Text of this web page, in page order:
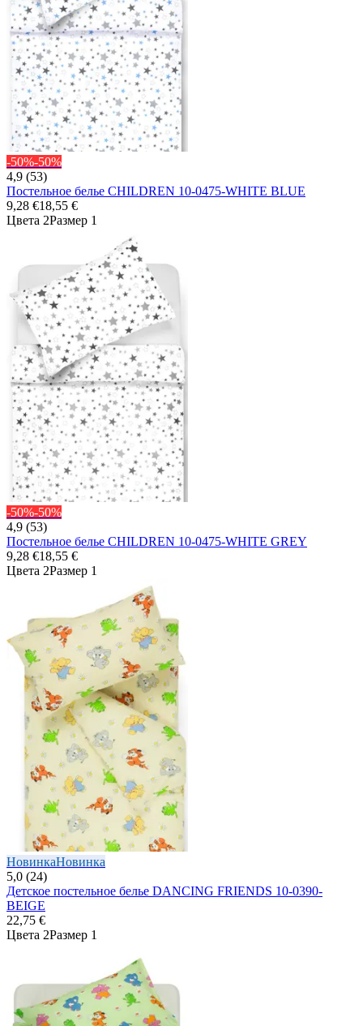
-50%-50%
4,9 (53)
Постельное белье CHILDREN 10-0475-WHITE BLUE
9,28 €18,55 €
Цвета 2Размер 1
-50%-50%
4,9 (53)
Постельное белье CHILDREN 10-0475-WHITE GREY
9,28 €18,55 €
Цвета 2Размер 1
НовинкаНовинка
5,0 (24)
Детское постельное белье DANCING FRIENDS 10-0390-
BEIGE
22,75 €
Цвета 2Размер 1